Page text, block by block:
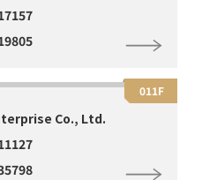
011F
Co., Ltd.